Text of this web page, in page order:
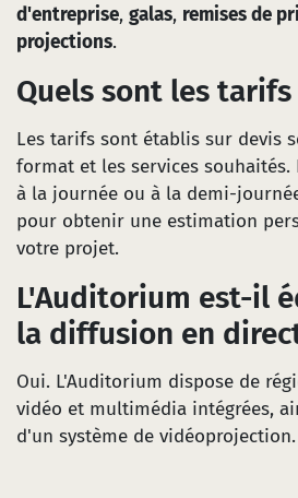
d'entreprise, galas, remises de
projections.
Quels sont les tarifs
Les tarifs sont établis sur devis
format et les services
à la journée ou à la demi-
pour obtenir une estimation
votre projet.
L'Auditorium est-il
la diffusion en
Oui. L'Auditorium dispose de
vidéo et multimédia intégrées,
d'un système de vidéoprojection.